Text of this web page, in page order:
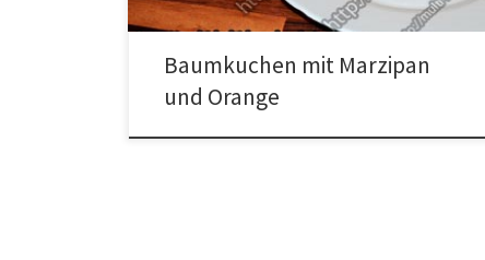
Baumkuchen mit Marzipan
und Orange